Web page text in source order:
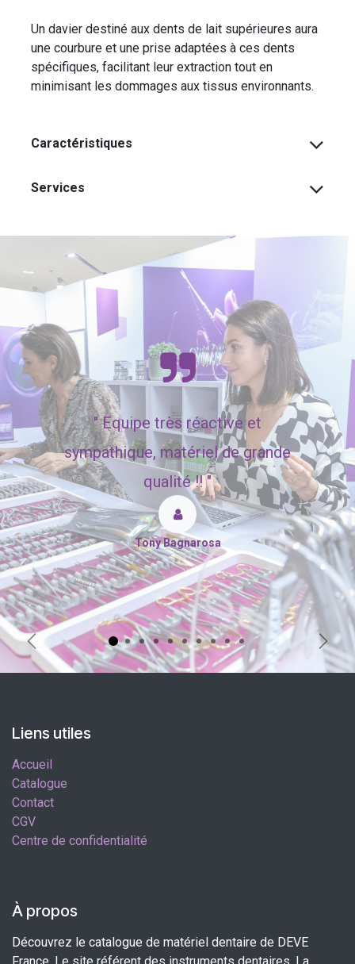
Un davier destiné aux dents de lait supérieures aura
une courbure et une prise adaptées à ces dents
spécifiques, facilitant leur extraction tout en
minimisant les dommages aux tissus environnants.
Caractéristiques
Services
"Equipe très réactive et
sympathique, matériel de grande
qualité !! "
Tony Bagnarosa
Précédent
Liens utiles
Accueil
Catalogue
Contact
CGV
Centre de confidentialité
À propos
Découvrez le catalogue de matériel dentaire de DEVE